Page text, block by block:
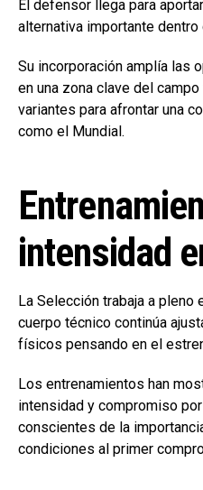
El defensor llega para
alternativa importante dentro
Su incorporación amplía las
en una zona clave del
variantes para afrontar una
como el Mundial.
intensidad
La Selección trabaja a pleno
cuerpo técnico continúa
físicos pensando en el
Los entrenamientos han
intensidad y compromiso
conscientes de la
condiciones al primer